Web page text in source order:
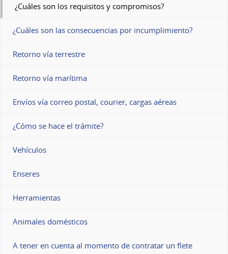
¿Cuáles son los requisitos y compromisos?
¿Cuáles son las consecuencias por incumplimiento?
Retorno vía terrestre
Retorno vía marítima
Envíos vía correo postal, courier, cargas aéreas
¿Cómo se hace el trámite?
Vehículos
Enseres
Herramientas
Animales domésticos
A tener en cuenta al momento de contratar un flete